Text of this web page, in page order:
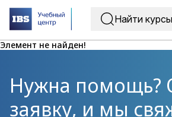
Элемент не найден!
Нужна помощь?
заявку, и мы